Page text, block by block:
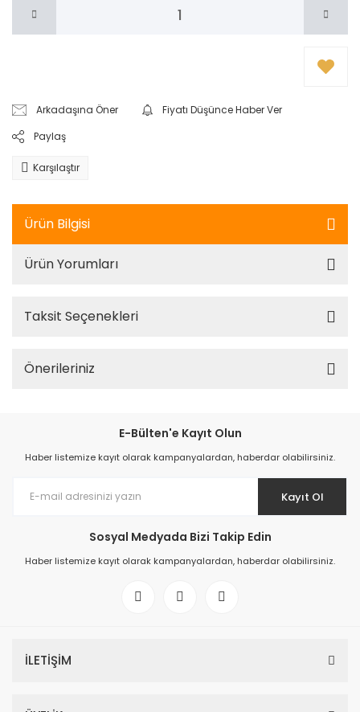
Arkadaşına Öner
Fiyatı Düşünce Haber Ver
Paylaş
Karşılaştır
Ürün Bilgisi
Ürün Yorumları
Taksit Seçenekleri
Önerileriniz
E-Bülten'e Kayıt Olun
Haber listemize kayıt olarak kampanyalardan, haberdar olabilirsiniz.
Kayıt Ol
Sosyal Medyada Bizi Takip Edin
Haber listemize kayıt olarak kampanyalardan, haberdar olabilirsiniz.
İLETİŞİM